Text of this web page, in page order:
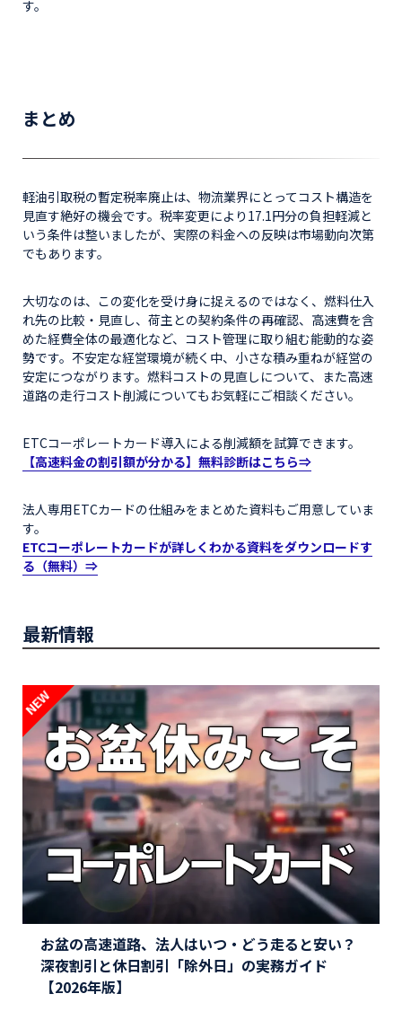
す。
まとめ
軽油引取税の暫定税率廃止は、物流業界にとってコスト構造を
見直す絶好の機会です。税率変更により17.1円分の負担軽減と
いう条件は整いましたが、実際の料金への反映は市場動向次第
でもあります。
大切なのは、この変化を受け身に捉えるのではなく、燃料仕入
れ先の比較・見直し、荷主との契約条件の再確認、高速費を含
めた経費全体の最適化など、コスト管理に取り組む能動的な姿
勢です。不安定な経営環境が続く中、小さな積み重ねが経営の
安定につながります。燃料コストの見直しについて、また高速
道路の走行コスト削減についてもお気軽にご相談ください。
ETCコーポレートカード導入による削減額を試算できます。
【高速料金の割引額が分かる】無料診断はこちら⇒
法人専用ETCカードの仕組みをまとめた資料もご用意していま
す。
ETCコーポレートカードが詳しくわかる資料をダウンロードす
る（無料）⇒
最新情報
お盆の高速道路、法人はいつ・どう走ると安い？
深夜割引と休日割引「除外日」の実務ガイド
【2026年版】